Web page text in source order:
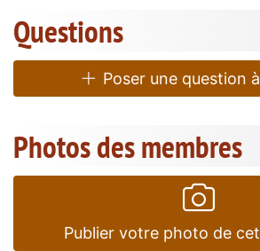
Questions
Poser une question
Photos des membres
Publier votre photo de